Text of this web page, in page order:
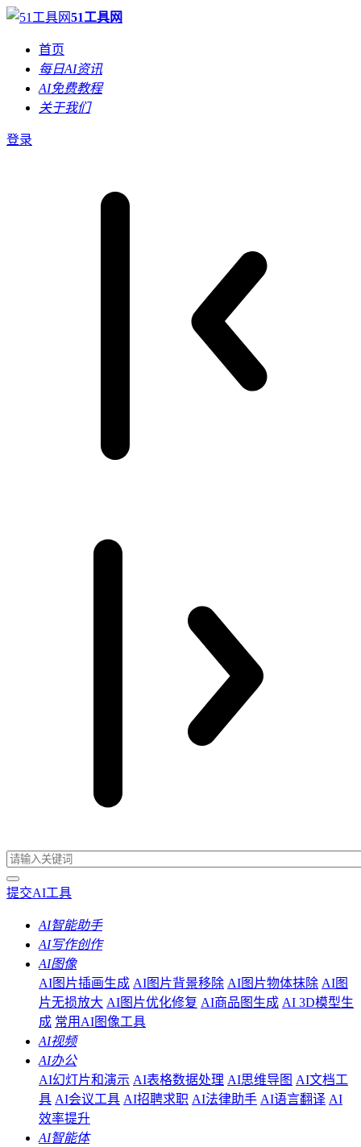
51工具网
首页
每日AI资讯
AI免费教程
关于我们
登录
提交AI工具
AI智能助手
AI写作创作
AI图像
AI图片插画生成 AI图片背景移除 AI图片物体抹除 AI图
片无损放大 AI图片优化修复 AI商品图生成 AI 3D模型生
成 常用AI图像工具
AI视频
AI办公
AI幻灯片和演示 AI表格数据处理 AI思维导图 AI文档工
具 AI会议工具 AI招聘求职 AI法律助手 AI语言翻译 AI
效率提升
AI智能体